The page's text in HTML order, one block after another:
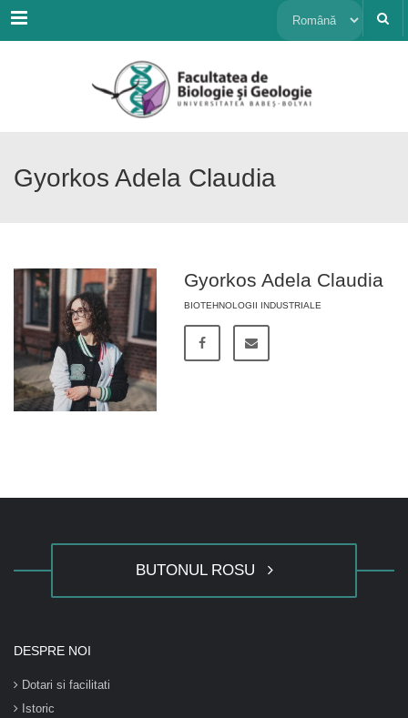
Menu Alege
limbă
Gyorkos Adela Claudia
Gyorkos Adela Claudia
BIOTEHNOLOGII INDUSTRIALE
BUTONUL ROSU
DESPRE NOI
Dotari si facilitati
Istoric